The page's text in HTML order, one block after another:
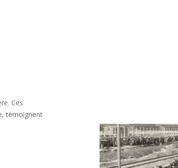
Ces
témoignent